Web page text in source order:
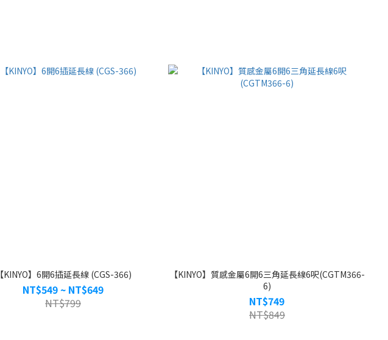
【KINYO】6開6插延長線 (CGS-366)
NT$549 ~ NT$649
NT$799
【KINYO】質感金屬6開6三角延長線6呎(CGTM366-
6)
NT$749
NT$849